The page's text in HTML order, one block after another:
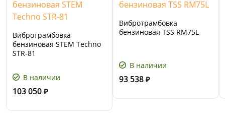
Вибротрамбовка
бензиновая STEM Techno
STR-81
В наличии
103 050 ₽
Вибротрамбовка
бензиновая TSS RM75L
В наличии
93 538 ₽